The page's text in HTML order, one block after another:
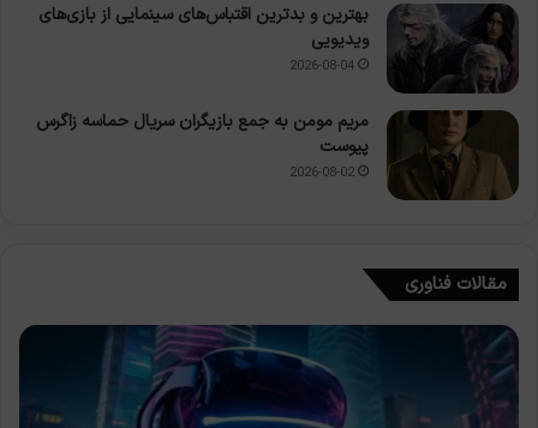
بهترین و بدترین اقتباس‌های سینمایی از بازی‌های
ویدیویی
2026-08-04
مریم مومن به جمع بازیگران سریال حماسه زاگرس
پیوست
2026-08-02
مقالات فناوری